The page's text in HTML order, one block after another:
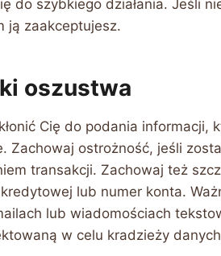
do szybkiego działania. Jeśli
ją zaakceptujesz.
oszustwa
Cię do podania informacji,
Zachowaj ostrożność, jeśli
transakcji. Zachowaj też
lub numer konta.
lub wiadomościach
w celu kradzieży